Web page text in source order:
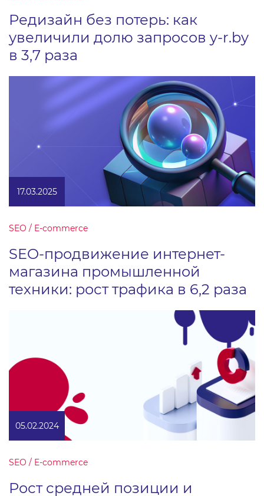
Редизайн без потерь: как
увеличили долю запросов y-r.by
в 3,7 раза
17.03.2025
SEO / E-commerce
SEO-продвижение интернет-
магазина промышленной
техники: рост трафика в 6,2 раза
05.02.2024
SEO / E-commerce
Рост средней позиции и